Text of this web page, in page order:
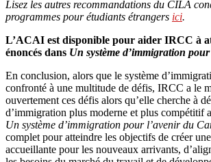
Lisez les autres recommandations du CILA
programmes pour étudiants étrangers ici.
L’ACAI est disponible pour aider IRCC à
énoncés dans Un système d’immigration
En conclusion, alors que le système
confronté à une multitude de défis, IRCC a le
ouvertement ces défis alors qu’elle cherche à
d’immigration plus moderne et plus compétitif
Un système d’immigration pour l’avenir du
complet pour atteindre les objectifs de créer
accueillante pour les nouveaux arrivants,